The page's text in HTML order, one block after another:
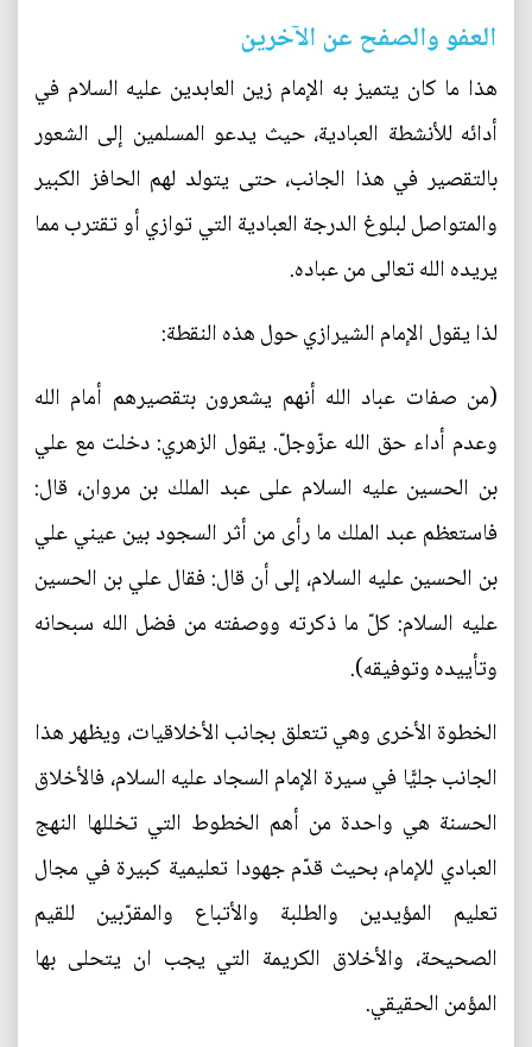
العفو والصفح عن الآخرين
هذا ما كان يتميز به الإمام زين العابدين عليه السلام في
أدائه للأنشطة العبادية، حيث يدعو المسلمين إلى الشعور
بالتقصير في هذا الجانب، حتى يتولد لهم الحافز الكبير
والمتواصل لبلوغ الدرجة العبادية التي توازي أو تقترب مما
يريده الله تعالى من عباده.
لذا يقول الإمام الشيرازي حول هذه النقطة:
(من صفات عباد الله أنهم يشعرون بتقصيرهم أمام الله
وعدم أداء حق الله عزّوجلّ. يقول الزهري: دخلت مع علي
بن الحسين عليه السلام على عبد الملك بن مروان، قال:
فاستعظم عبد الملك ما رأى من أثر السجود بين عيني علي
بن الحسين عليه السلام، إلى أن قال: فقال علي بن الحسين
عليه السلام: كلّ ما ذكرته ووصفته من فضل الله سبحانه
وتأييده وتوفيقه).
الخطوة الأخرى وهي تتعلق بجانب الأخلاقيات، ويظهر هذا
الجانب جليًّا في سيرة الإمام السجاد عليه السلام، فالأخلاق
الحسنة هي واحدة من أهم الخطوط التي تخللها النهج
العبادي للإمام، بحيث قدّم جهودا تعليمية كبيرة في مجال
تعليم المؤيدين والطلبة والأتباع والمقرّبين للقيم
الصحيحة، والأخلاق الكريمة التي يجب ان يتحلى بها
المؤمن الحقيقي.